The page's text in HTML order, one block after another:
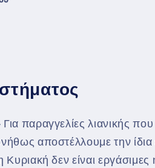
Για παραγγελίες λιανικής
αποστέλλουμε την
δεν είναι